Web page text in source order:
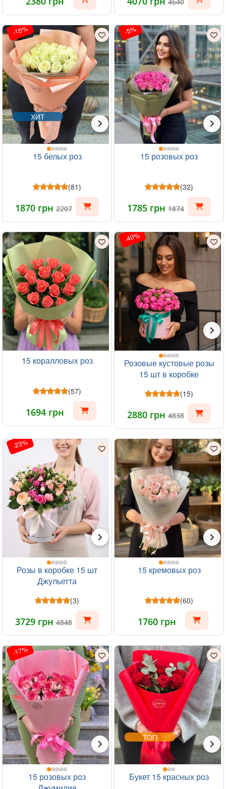
-15%
ХИТ
15 белых роз
(81)
1870 грн2207
-5%
15 розовых роз
(32)
1785 грн1874
15 коралловых роз
(57)
1694 грн
-40%
Розовые кустовые розы
15 шт в коробке
(15)
2880 грн4838
-23%
Розы в коробке 15 шт
Джульетта
(3)
3729 грн4848
15 кремовых роз
(60)
1760 грн
-17%
15 розовых роз
ТОП
Букет 15 красных роз